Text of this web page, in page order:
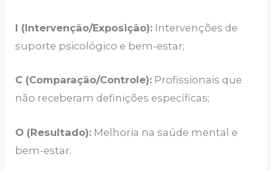
I (Intervenção/Exposição): Intervenções de
suporte psicológico e bem-estar;
C (Comparação/Controle): Profissionais que
não receberam definições específicas;
O (Resultado): Melhoria na saúde mental e
bem-estar.